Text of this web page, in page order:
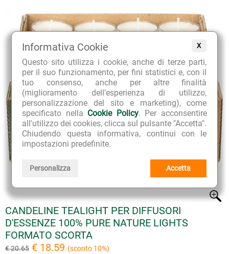
X
Informativa Cookie
Questo sito utilizza i cookie, anche di terze parti,
per il suo funzionamento, per fini statistici e, con il
tuo consenso, anche per altre finalità
(miglioramento dell'esperienza di utilizzo,
personalizzazione del sito e marketing), come
specificato nella Cookie Policy. Per acconsentire
all'utilizzo dei cookies, clicca sul pulsante "Accetta".
Chiudendo questa informativa, continui con le
impostazioni predefinite.
Personalizza Accetta
CANDELINE TEALIGHT PER DIFFUSORI
D'ESSENZE 100% PURE NATURE LIGHTS
FORMATO SCORTA
€ 20.65 € 18.59 (sconto 10%)